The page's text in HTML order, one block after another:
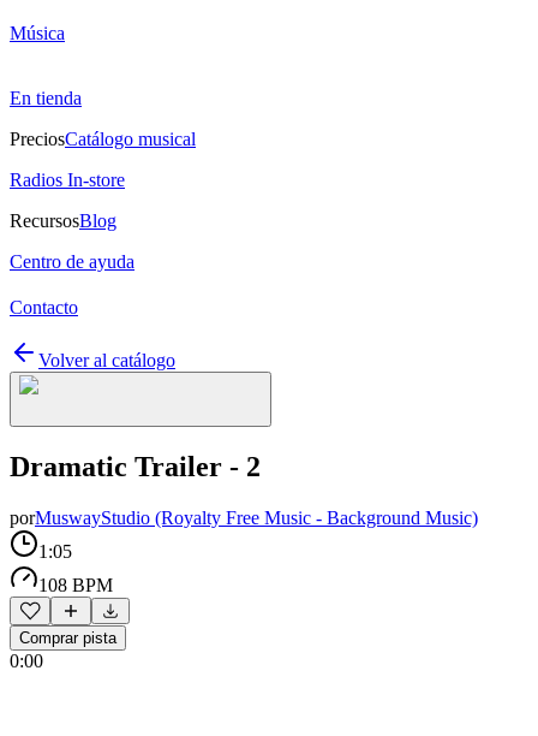
Música
En tienda
PreciosCatálogo musical
Radios In-store
RecursosBlog
Centro de ayuda
Contacto
Volver al catálogo
Dramatic Trailer - 2
porMuswayStudio (Royalty Free Music - Background Music)
1:05
108 BPM
Comprar pista
0:00